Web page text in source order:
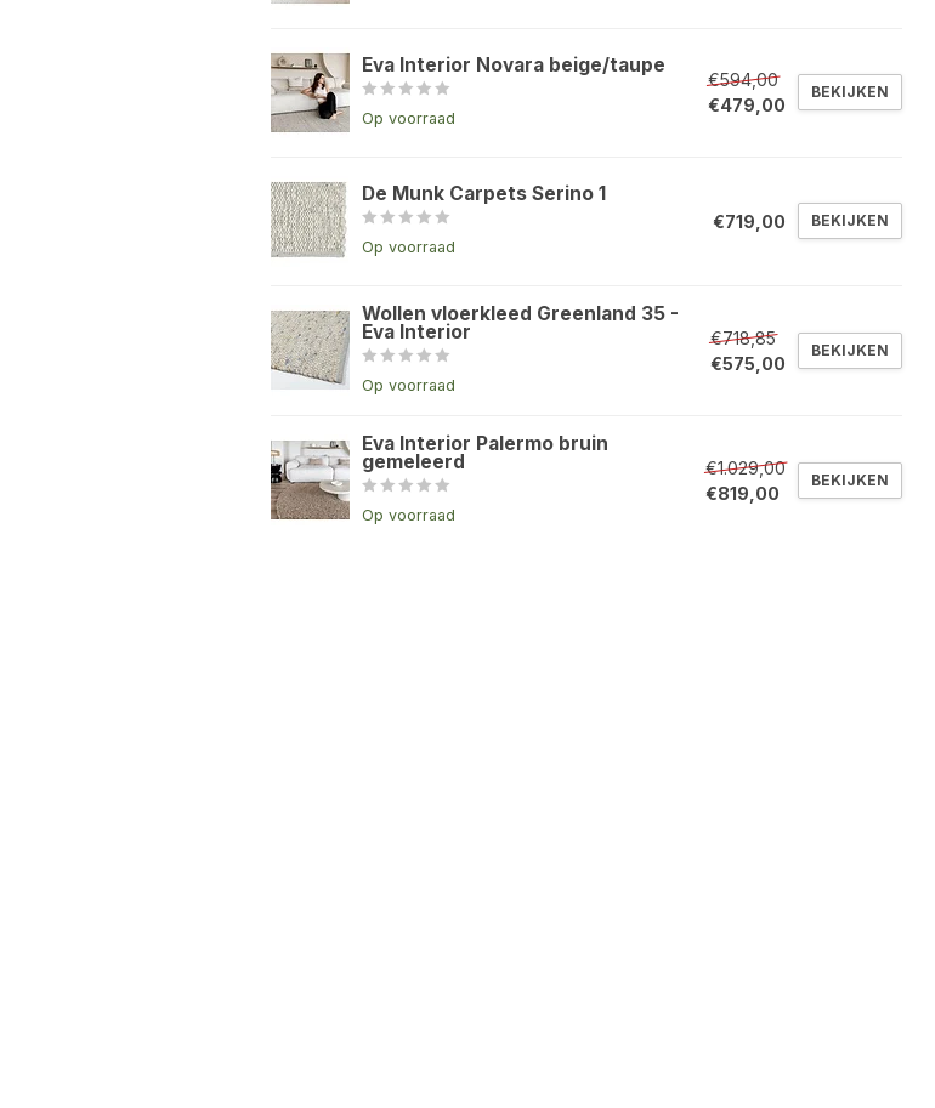
Eva Interior Novara beige/taupe
Op voorraad
€594,00
€479,00
BEKIJKEN
De Munk Carpets Serino 1
Op voorraad
€719,00 BEKIJKEN
Wollen vloerkleed Greenland 35 -
Eva Interior
Op voorraad
€718,85
€575,00
BEKIJKEN
Eva Interior Palermo bruin
gemeleerd
Op voorraad
€1.029,00
€819,00
BEKIJKEN